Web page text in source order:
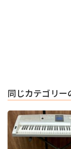
同じカテゴリ